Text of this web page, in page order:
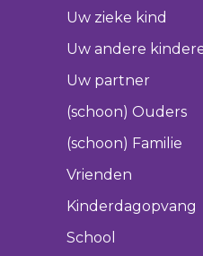
Uw zieke kind
Uw andere
Uw partner
(schoon) Ouders
(schoon) Familie
Vrienden
Kinderdagopvang
School